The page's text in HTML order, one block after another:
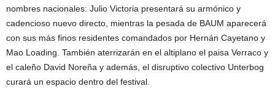
nombres nacionales: Julio Victoria presentará su armónico y
cadencioso nuevo directo, mientras la pesada de BAUM aparecerá
con sus más finos residentes comandados por Hernán Cayetano y
Mao Loading. También aterrizarán en el altiplano el paisa Verraco y
el caleño David Noreña y además, el disruptivo colectivo Unterbog
curará un espacio dentro del festival.